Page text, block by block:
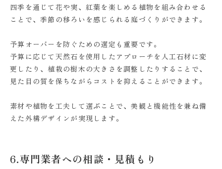
四季を通じて花や実、紅葉を楽しめる植物を組み合わせる
ことで、季節の移ろいを感じられる庭づくりができます。
予算オーバーを防ぐための選定も重要です。
予算に応じて天然石を使用したアプローチを人工石材に変
更したり、植栽の樹木の大きさを調整したりすることで、
見た目の質を保ちながらコストを抑えることができます。
素材や植物を工夫して選ぶことで、美観と機能性を兼ね備
えた外構デザインが実現します。
6.専門業者への相談・見積もり